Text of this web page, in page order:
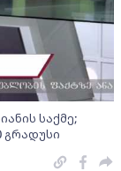
საქმე;
გრადუსი